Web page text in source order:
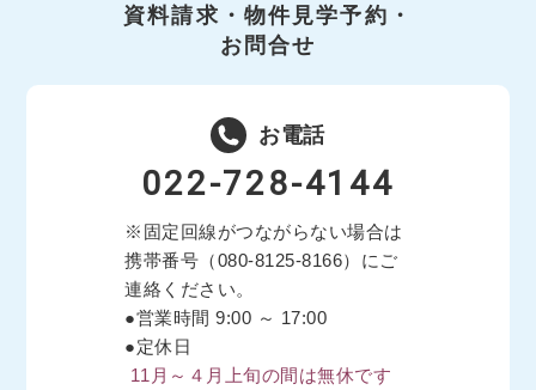
資料請求・物件見学予約・
お問合せ
お電話
022-728-4144
※固定回線がつながらない場合は
携帯番号（080-8125-8166）にご
連絡ください。
●営業時間 9:00 ～ 17:00
●定休日
11月～４月上旬の間は無休です